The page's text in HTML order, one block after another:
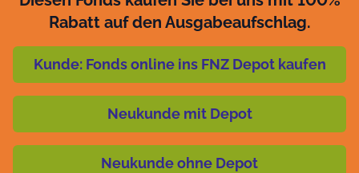
Rabatt auf den Ausgabeaufschlag.
Kunde: Fonds online ins FNZ Depot kaufen
Neukunde mit Depot
Neukunde ohne Depot